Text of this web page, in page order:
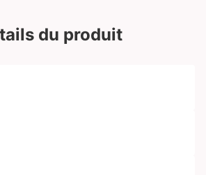
du produit